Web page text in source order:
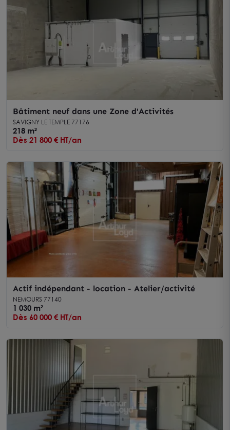
Loyd vous propose une sélection diversifiée de biens adaptés
à vos besoins spécifiques dans ce département dynamique.
Bâtiment neuf dans une Zone d'Activités
SAVIGNY LE TEMPLE 77176
218 m²
Dès 21 800 € HT/an
Actif indépendant - location - Atelier/activité
NEMOURS 77140
1 030 m²
Dès 60 000 € HT/an